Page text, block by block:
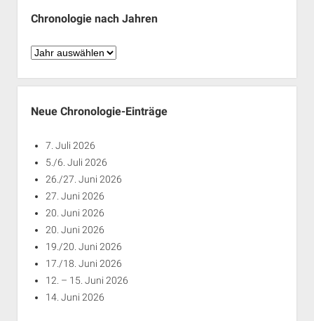
Chronologie nach Jahren
Chronologie
Jahren
Neue Chronologie-Einträge
7. Juli 2026
5./6. Juli 2026
26./27. Juni 2026
27. Juni 2026
20. Juni 2026
20. Juni 2026
19./20. Juni 2026
17./18. Juni 2026
12. – 15. Juni 2026
14. Juni 2026